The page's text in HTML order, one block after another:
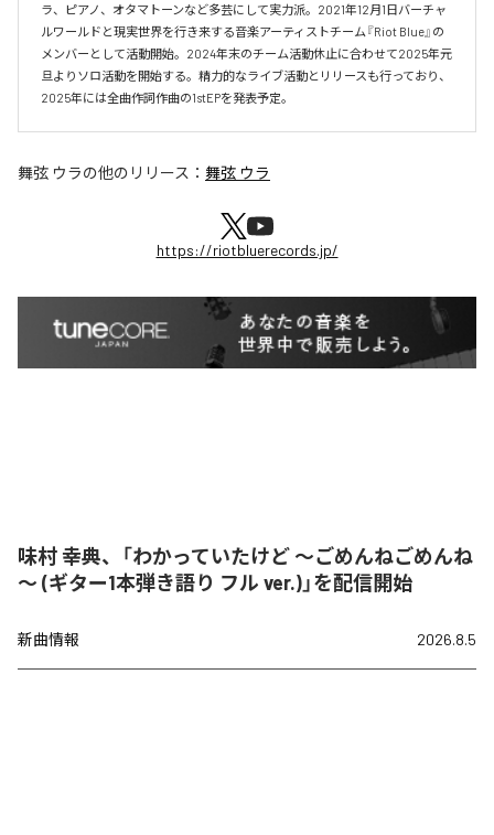
ラ、ピアノ、オタマトーンなど多芸にして実力派。2021年12月1日バーチャ
ルワールドと現実世界を行き来する音楽アーティストチーム『Riot Blue』の
メンバーとして活動開始。2024年末のチーム活動休止に合わせて2025年元
旦よりソロ活動を開始する。精力的なライブ活動とリリースも行っており、
2025年には全曲作詞作曲の1stEPを発表予定。
舞弦 ウラの他のリリース： 舞弦 ウラ
https://riotbluerecords.jp/
味村 幸典、「わかっていたけど ～ごめんねごめんね
～ (ギター1本弾き語り フル ver.)」を配信開始
新曲情報 2026.8.5